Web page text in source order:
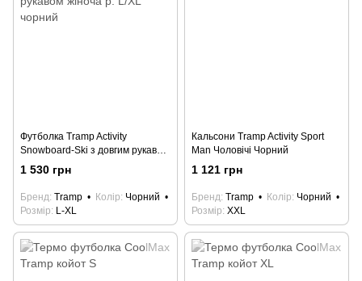
Футболка Tramp Activity
Snowboard-Ski з довгим рукавом
жіноча р. L/XL чорний
1 530 грн
Бренд Tramp Колір Чорний
Розмір L-XL
Кальсони Tramp Activity Sport
Man Чоловічі Чорний
1 121 грн
Бренд Tramp Колір Чорний
Розмір XXL